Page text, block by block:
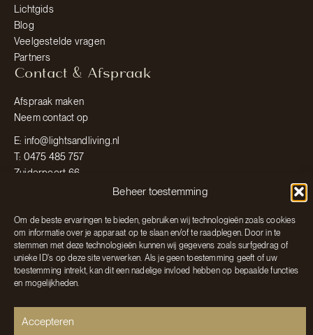
Beheer toestemming
Om de beste ervaringen te bieden, gebruiken wij technologieën zoals cookies
om informatie over je apparaat op te slaan en/of te raadplegen. Door in te
stemmen met deze technologieën kunnen wij gegevens zoals surfgedrag of
unieke ID's op deze site verwerken. Als je geen toestemming geeft of uw
toestemming intrekt, kan dit een nadelige invloed hebben op bepaalde functies
en mogelijkheden.
Accepteren
Lichtgids
Blog
Veelgestelde vragen
Partners
Contact & Afspraak
Afspraak maken
Neem contact op
E: info@lightsandliving.nl
T: 0475 485 757
Zuiderpoort 66
© 2026 Hees Lights & Living
Algemene voorwaarden
Privacyverklaring
Cookiebeleid
Developed with
by Anivation Marketing